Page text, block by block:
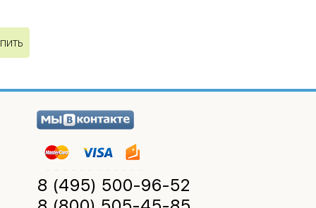
8 (495) 500-96-52